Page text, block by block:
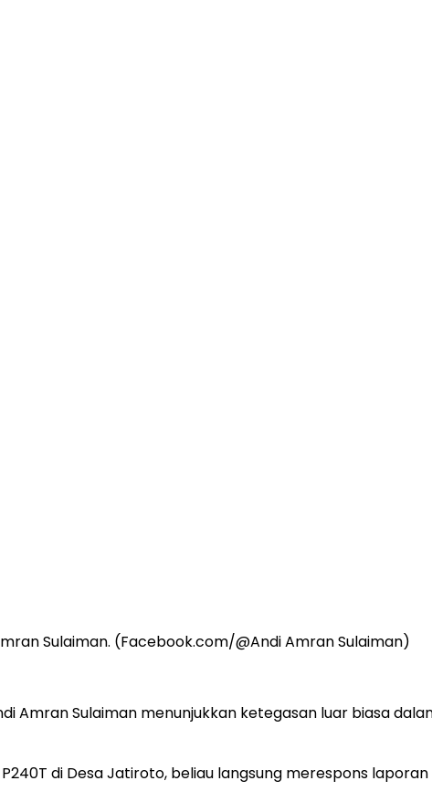
Sulaiman. (Facebook.com/@Andi Amran Sulaiman)
Amran Sulaiman menunjukkan ketegasan luar biasa
di Desa Jatiroto, beliau langsung merespons